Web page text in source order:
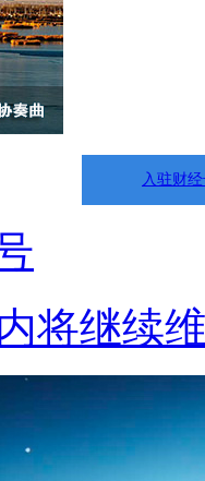
入驻财
将继续